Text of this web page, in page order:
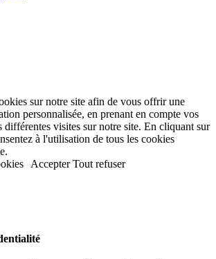
sur notre site afin de vous offrir une
personnalisée, en prenant en compte vos
différentes visites sur notre site. En cliquant sur
à l'utilisation de tous les cookies
Accepter Tout refuser